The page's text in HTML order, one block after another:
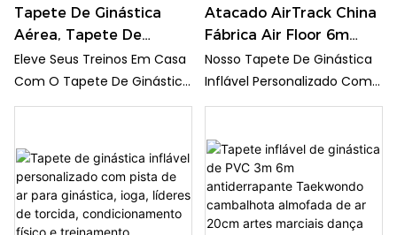
Tapete De Ginástica
Aérea, Tapete De
Ginástica Para Ginástica
Em Casa, Tapete De
Eleve Seus Treinos Em Casa
Com O Tapete De Ginástica
Aéreo Tumbling Da Air
Inflável De Ginástica É
Perfeito Para Praticar
Habilidades De Ginástica E
Melhorar O Equilíbrio E A
Atacado AirTrack China
Fábrica Air Floor 6m
Colchão Ginásio Tumble
Jumping Tapete
Nosso Tapete De Ginástica
Inflável Personalizado Com
Pista De Ar É Perfeito Para
Cheerleading, Fitness E
Treinamento. A Pista De Ar
Oferece Uma Superfície
Segura E Durável Para